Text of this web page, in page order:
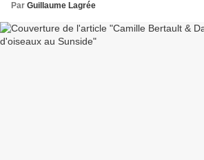
Par Guillaume Lagrée